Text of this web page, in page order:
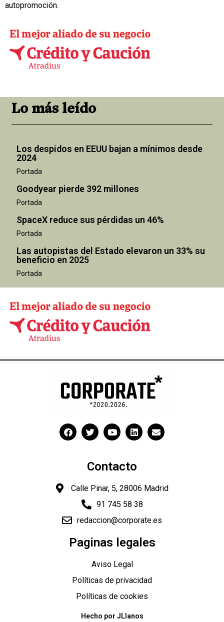
autopromoción.
Lo más leído
Los despidos en EEUU bajan a mínimos desde
2024
Portada
Goodyear pierde 392 millones
Portada
SpaceX reduce sus pérdidas un 46%
Portada
Las autopistas del Estado elevaron un 33% su
beneficio en 2025
Portada
Contacto
Calle Pinar, 5, 28006 Madrid
91 745 58 38
redaccion@corporate.es
Paginas legales
Aviso Legal
Políticas de privacidad
Políticas de cookies
Hecho por JLlanos